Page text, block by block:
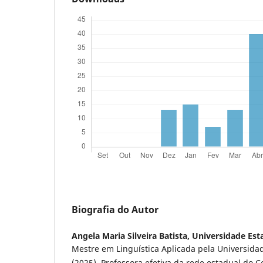
Biografia do Autor
Angela Maria Silveira Batista, Universidade
Mestre em Linguística Aplicada pela